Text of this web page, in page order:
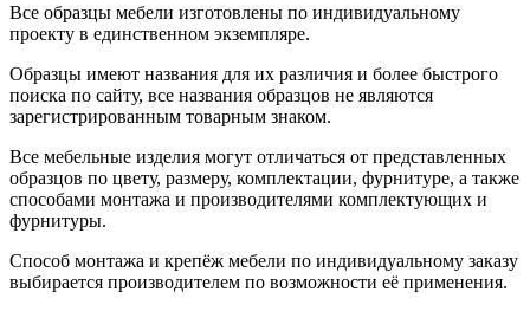
Все образцы мебели изготовлены по индивидуальному
проекту в единственном экземпляре.
Образцы имеют названия для их различия и более быстрого
поиска по сайту, все названия образцов не являются
зарегистрированным товарным знаком.
Все мебельные изделия могут отличаться от представленных
образцов по цвету, размеру, комплектации, фурнитуре, а также
способами монтажа и производителями комплектующих и
фурнитуры.
Способ монтажа и крепёж мебели по индивидуальному заказу
выбирается производителем по возможности её применения.